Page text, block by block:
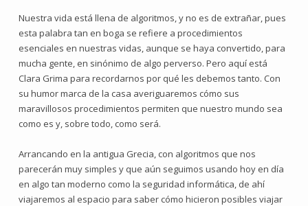
Nuestra vida está llena de algoritmos, y no es de extrañar, pues
esta palabra tan en boga se refiere a procedimientos
esenciales en nuestras vidas, aunque se haya convertido, para
mucha gente, en sinónimo de algo perverso. Pero aquí está
Clara Grima para recordarnos por qué les debemos tanto. Con
su humor marca de la casa averiguaremos cómo sus
maravillosos procedimientos permiten que nuestro mundo sea
como es y, sobre todo, como será.
Arrancando en la antigua Grecia, con algoritmos que nos
parecerán muy simples y que aún seguimos usando hoy en día
en algo tan moderno como la seguridad informática, de ahí
viajaremos al espacio para saber cómo hicieron posibles viajar